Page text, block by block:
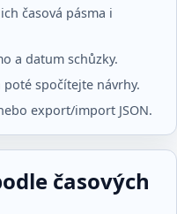
časová pásma i
a datum schůzky.
spočítejte návrhy.
export/import JSON.
časových